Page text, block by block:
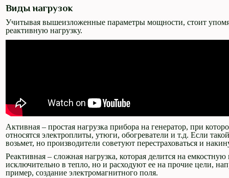
Виды нагрузок
Учитывая вышеизложенные параметры мощности, стоит
реактивную нагрузку.
Активная – простая нагрузка прибора на генератор, при
относятся электроплиты, утюги, обогреватели и т.д. Если
возьмет, но производители советуют перестраховаться и
Реактивная – сложная нагрузка, которая делится на
исключительно в тепло, но и расходуют ее на прочие цели,
пример, создание электромагнитного поля.